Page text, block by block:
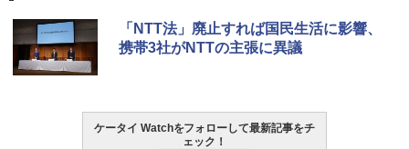
「NTT法」廃止すれば国民生活に影響、
携帯3社がNTTの主張に異議
ケータイ Watchをフォローして最新記事をチ
ェック！